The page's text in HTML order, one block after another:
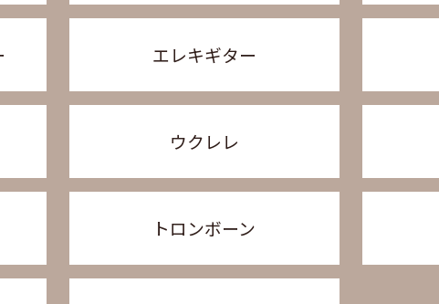
エレキギター
ウクレレ
トロンボーン